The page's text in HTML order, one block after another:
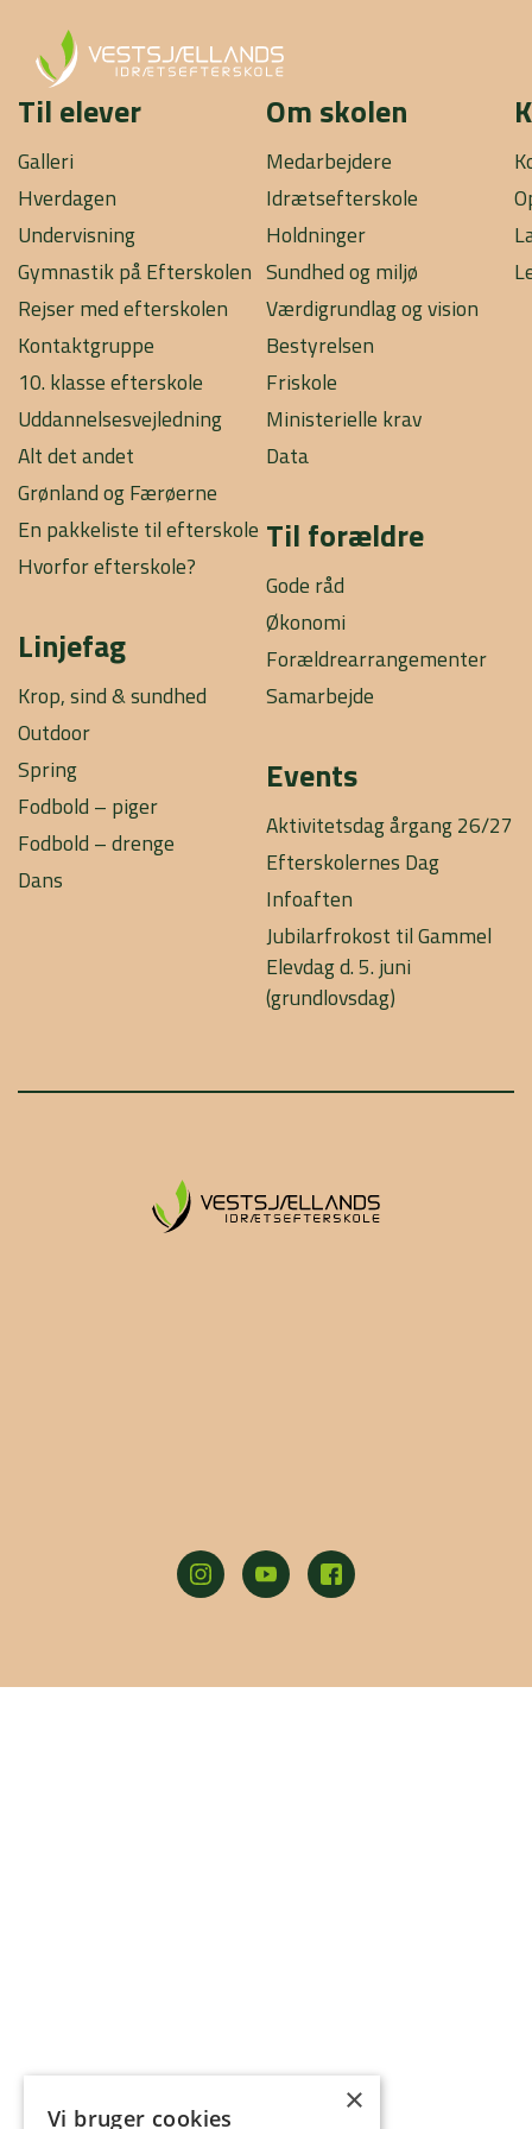
Til elever
Galleri
Hverdagen
Undervisning
Gymnastik på Efterskolen
Rejser med efterskolen
Kontaktgruppe
10. klasse efterskole
Uddannelsesvejledning
Alt det andet
Grønland og Færøerne
En pakkeliste til efterskole
Hvorfor efterskole?
Linjefag
Krop, sind & sundhed
Outdoor
Spring
Fodbold – piger
Fodbold – drenge
Dans
Om skolen
Medarbejdere
Idrætsefterskole
Holdninger
Sundhed og miljø
Værdigrundlag og vision
Bestyrelsen
Friskole
Ministerielle krav
Data
Til forældre
Gode råd
Økonomi
Forældrearrangementer
Samarbejde
Events
Aktivitetsdag årgang 26/27
Efterskolernes Dag
Infoaften
Jubilarfrokost til Gammel
Elevdag d. 5. juni
(grundlovsdag)
×
Vi bruger cookies